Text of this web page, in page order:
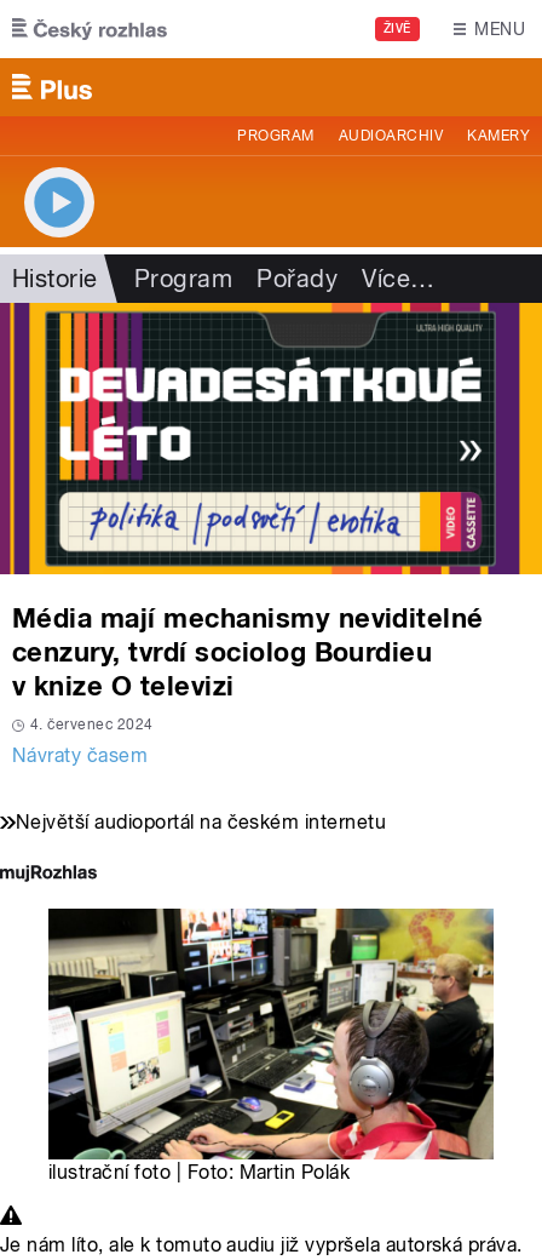
Přejít k hlavnímu obsahu
ŽIVĚ MENU
PROGRAM AUDIOARCHIV KAMERY
Historie Program Pořady Více…
Média mají mechanismy neviditelné
cenzury, tvrdí sociolog Bourdieu
v knize O televizi
4. červenec 2024
Návraty časem
Největší audioportál na českém internetu
ilustrační foto | Foto: Martin Polák
Je nám líto, ale k tomuto audiu již vypršela autorská práva.